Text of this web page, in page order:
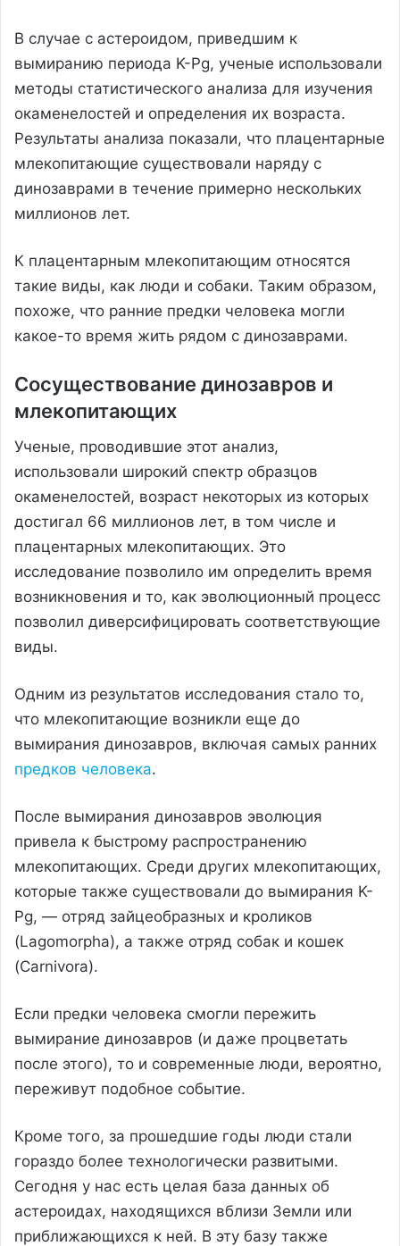
В случае с астероидом, приведшим к
вымиранию периода K-Pg, ученые использовали
методы статистического анализа для изучения
окаменелостей и определения их возраста.
Результаты анализа показали, что плацентарные
млекопитающие существовали наряду с
динозаврами в течение примерно нескольких
миллионов лет.
К плацентарным млекопитающим относятся
такие виды, как люди и собаки. Таким образом,
похоже, что ранние предки человека могли
какое-то время жить рядом с динозаврами.
Сосуществование динозавров и
млекопитающих
Ученые, проводившие этот анализ,
использовали широкий спектр образцов
окаменелостей, возраст некоторых из которых
достигал 66 миллионов лет, в том числе и
плацентарных млекопитающих. Это
исследование позволило им определить время
возникновения и то, как эволюционный процесс
позволил диверсифицировать соответствующие
виды.
Одним из результатов исследования стало то,
что млекопитающие возникли еще до
вымирания динозавров, включая самых ранних
предков человека.
После вымирания динозавров эволюция
привела к быстрому распространению
млекопитающих. Среди других млекопитающих,
которые также существовали до вымирания K-
Pg, — отряд зайцеобразных и кроликов
(Lagomorpha), а также отряд собак и кошек
(Carnivora).
Если предки человека смогли пережить
вымирание динозавров (и даже процветать
после этого), то и современные люди, вероятно,
переживут подобное событие.
Кроме того, за прошедшие годы люди стали
гораздо более технологически развитыми.
Сегодня у нас есть целая база данных об
астероидах, находящихся вблизи Земли или
приближающихся к ней. В эту базу также